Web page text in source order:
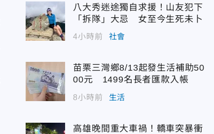
八大秀迷途獨自求援！山友犯下
「拆隊」大忌 女至今生死未卜
4小時前 社會
苗栗三灣鄉8/13起發生活補助50
00元 1499名長者匯款入帳
8小時前 生活
高雄晚間重大車禍！轎車突暴衝